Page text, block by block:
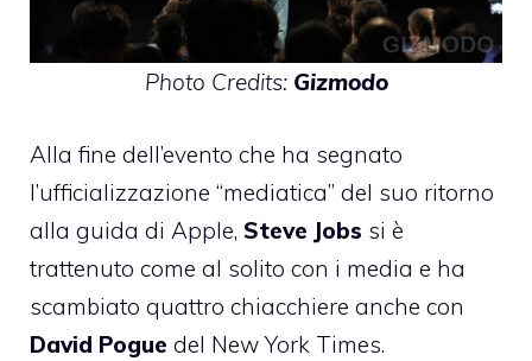
Photo Credits: Gizmodo
Alla fine dell’evento che ha segnato
l’ufficializzazione “mediatica” del suo ritorno
alla guida di Apple, Steve Jobs si è
trattenuto come al solito con i media e ha
scambiato quattro chiacchiere anche con
David Pogue del New York Times.